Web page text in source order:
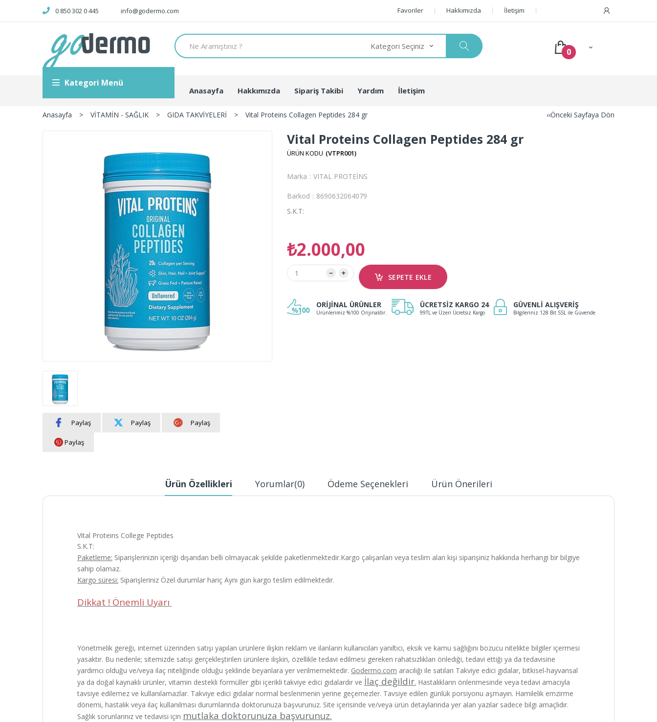
0 850 302 0 445 info@godermo.com Favoriler Hakkımızda İletişim
0
Kategori Menü
Anasayfa Hakkımızda Sipariş Takibi Yardım İletişim
Anasayfa > VİTAMİN - SAĞLIK > GIDA TAKVİYELERİ > Vital Proteins Collagen Peptides 284 gr ‹‹Önceki Sayfaya Dön
Paylaş Paylaş Paylaş
Paylaş
Vital Proteins Collagen Peptides 284 gr
(VTPR001)
Marka : VITAL PROTEİNS
Barkod : 8690632064079
S.K.T:
₺2.000,00
ORİJİNAL ÜRÜNLER
Ürünlerimiz %100 Orijinaldir.
ÜCRETSİZ KARGO 24
99TL ve Üzeri Ücretsiz Kargo
GÜVENLİ ALIŞVERİŞ
Bilgileriniz 128 Bit SSL ile Güvende
Ürün Özellikleri Yorumlar(0) Ödeme Seçenekleri Ürün Önerileri
Vital Proteins College Peptides
S.K.T:
Paketleme: Siparişlerinizin içeriği dışarıdan belli olmayacak şekilde paketlenmektedir.Kargo çalışanları veya teslim alan kişi siparişiniz hakkında herhangi bir bilgiye
sahip olamaz.
Kargo süresi: Siparişleriniz Özel durumlar hariç Aynı gün kargo teslim edilmektedir.
Dikkat ! Önemli Uyarı
Yönetmelik gereği, internet üzerinden satışı yapılan ürünlere ilişkin reklam ve ilanların kullanıcıları yanıltıcı, eksik ve kamu sağlığını bozucu nitelikte bilgiler içermesi
yasaktır. Bu nedenle; sitemizde satışı gerçekleştirilen ürünlere ilişkin, özellikle tedavi edilmesi gereken rahatsızlıkları önlediği, tedavi ettiği ya da tedavisine
yardımcı olduğu ve/veya ilaç niteliğinde olduğu şeklinde beyanlara yer verilmemektedir. Godermo.com aracılığı ile satılan Takviye edici gıdalar, bitkisel-hayvansal
ya da doğal kaynaklı ürünler, vitamin destekli formüller gibi içerikli takviye edici gıdalardır ve İlaç değildir. Hastalıkların önlenmesinde veya tedavi amacıyla
tavsiye edilemez ve kullanılamazlar. Takviye edici gıdalar normal beslenmenin yerine geçemezler. Tavsiye edilen günlük porsiyonu aşmayın. Hamilelik emzirme
dönemi, hastalık veya ilaç kullanılması durumlarında doktorunuza başvurunuz. Site içerisinde ve/veya ürün detaylarında yer alan yazılar sadece bilgi amaçlıdır.
Sağlık sorunlarınız ve tedavisi için mutlaka doktorunuza başvurunuz.